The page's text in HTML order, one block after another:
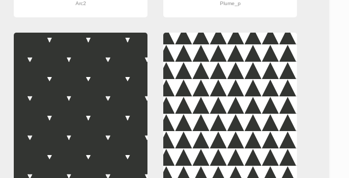
Arc2 Plume_p